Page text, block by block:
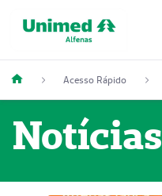
Acesso Rápido
Notícias